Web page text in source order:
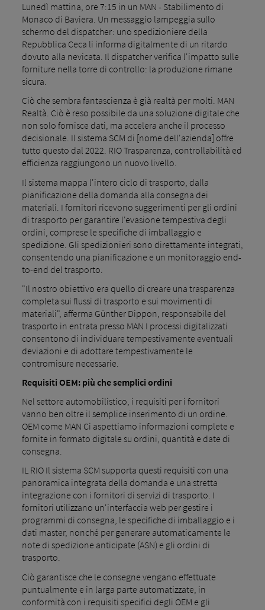
Lunedì mattina, ore 7:15 in un MAN - Stabilimento di
Monaco di Baviera. Un messaggio lampeggia sullo
schermo del dispatcher: uno spedizioniere della
Repubblica Ceca li informa digitalmente di un ritardo
dovuto alla nevicata. Il dispatcher verifica l'impatto sulle
forniture nella torre di controllo: la produzione rimane
sicura.
Ciò che sembra fantascienza è già realtà per molti. MAN
Realtà. Ciò è reso possibile da una soluzione digitale che
non solo fornisce dati, ma accelera anche il processo
decisionale. Il sistema SCM di [nome dell'azienda] offre
tutto questo dal 2022. RIO Trasparenza, controllabilità ed
efficienza raggiungono un nuovo livello.
Il sistema mappa l'intero ciclo di trasporto, dalla
pianificazione della domanda alla consegna dei
materiali. I fornitori ricevono suggerimenti per gli ordini
di trasporto per garantire l'evasione tempestiva degli
ordini, comprese le specifiche di imballaggio e
spedizione. Gli spedizionieri sono direttamente integrati,
consentendo una pianificazione e un monitoraggio end-
to-end del trasporto.
"Il nostro obiettivo era quello di creare una trasparenza
completa sui flussi di trasporto e sui movimenti di
materiali", afferma Günther Dippon, responsabile del
trasporto in entrata presso MAN I processi digitalizzati
consentono di individuare tempestivamente eventuali
deviazioni e di adottare tempestivamente le
contromisure necessarie.
Requisiti OEM: più che semplici ordini
Nel settore automobilistico, i requisiti per i fornitori
vanno ben oltre il semplice inserimento di un ordine.
OEM come MAN Ci aspettiamo informazioni complete e
fornite in formato digitale su ordini, quantità e date di
consegna.
IL RIO Il sistema SCM supporta questi requisiti con una
panoramica integrata della domanda e una stretta
integrazione con i fornitori di servizi di trasporto. I
fornitori utilizzano un'interfaccia web per gestire i
programmi di consegna, le specifiche di imballaggio e i
dati master, nonché per generare automaticamente le
note di spedizione anticipate (ASN) e gli ordini di
trasporto.
Ciò garantisce che le consegne vengano effettuate
puntualmente e in larga parte automatizzate, in
conformità con i requisiti specifici degli OEM e gli